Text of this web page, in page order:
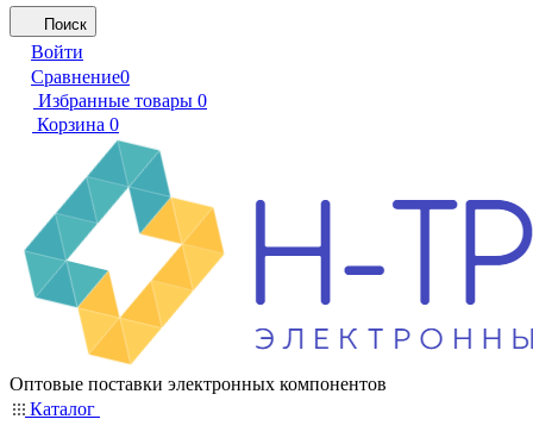
Поиск
Войти
Сравнение0
Избранные товары 0
Корзина 0
Оптовые поставки электронных компонентов
Каталог